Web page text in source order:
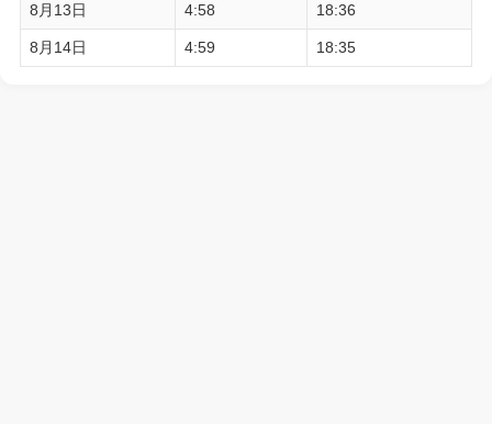
8月13日 4:58 18:36
8月14日 4:59 18:35